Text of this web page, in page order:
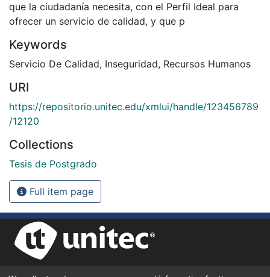
que la ciudadanía necesita, con el Perfil Ideal para
ofrecer un servicio de calidad, y que p
Keywords
Servicio De Calidad, Inseguridad, Recursos Humanos
URI
https://repositorio.unitec.edu/xmlui/handle/123456789
/12120
Collections
Tesis de Postgrado
Full item page